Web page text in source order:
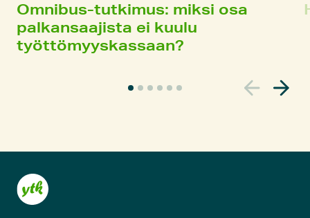
Omnibus-tutkimus: miksi osa
palkansaajista ei kuulu
työttömyyskassaan?
e
n